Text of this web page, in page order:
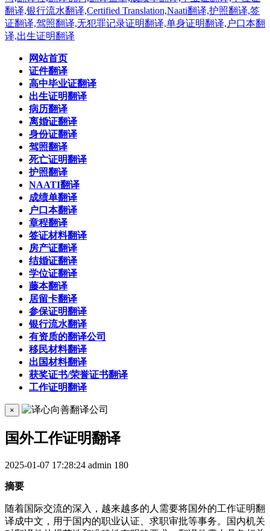
网站首页
证件翻译
高中毕业证翻译
出生证明翻译
病历翻译
离婚证翻译
身份证翻译
驾照翻译
死亡证明翻译
护照翻译
NAATI翻译
成绩单翻译
户口本翻译
章程翻译
签证材料翻译
房产证翻译
结婚证翻译
学位证翻译
藤本翻译
居留卡翻译
参保证明翻译
银行流水翻译
有资质的翻译公司
移民材料翻译
出国材料翻译
获奖证书/荣誉证书翻译
工作证明翻译
×
国外工作证明翻译
2025-01-07 17:28:24 admin 180
摘要
随着国际交流的深入，越来越多的人需要将国外的工作证明翻
译成中文，用于国内的职业认证、求职审批等事务。国内机关